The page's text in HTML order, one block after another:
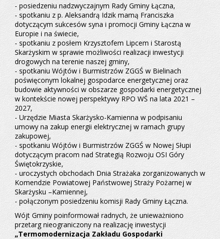
- posiedzeniu nadzwyczajnym Rady Gminy Łączna,
- spotkaniu z p. Aleksandrą Idzik mamą Franciszka
dotyczącym sukcesów syna i promocji Gminy Łączna w
Europie i na świecie,
- spotkaniu z posłem Krzysztofem Lipcem i Starostą
Skarżyskim w sprawie możliwości realizacji inwestycji
drogowych na terenie naszej gminy,
- spotkaniu Wójtów i Burmistrzów ZGGŚ w Bielinach
poświęconym lokalnej gospodarce energetycznej oraz
budowie aktywności w obszarze gospodarki energetycznej
w kontekście nowej perspektywy RPO WŚ na lata 2021 –
2027,
- Urzędzie Miasta Skarżysko-Kamienna w podpisaniu
umowy na zakup energii elektrycznej w ramach grupy
zakupowej,
- spotkaniu Wójtów i Burmistrzów ZGGŚ w Nowej Słupi
dotyczącym pracom nad Strategią Rozwoju OSI Góry
Świętokrzyskie,
- uroczystych obchodach Dnia Strażaka zorganizowanych w
Komendzie Powiatowej Państwowej Straży Pożarnej w
Skarżysku –Kamiennej,
- połączonym posiedzeniu komisji Rady Gminy Łączna.
Wójt Gminy poinformował radnych, że unieważniono
przetarg nieograniczony na realizację inwestycji
„Termomodernizacja Zakładu Gospodarki